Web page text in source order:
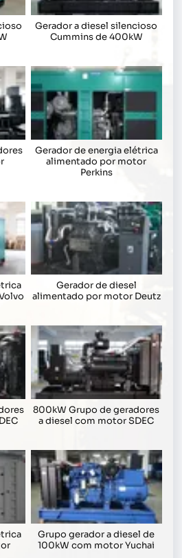
Gerador a diesel silencioso
Cummins de 400kW
Gerador de energia elétrica
alimentado por motor
Perkins
Gerador de diesel
alimentado por motor Deutz
800kW Grupo de geradores
a diesel com motor SDEC
Grupo gerador a diesel de
100kW com motor Yuchai